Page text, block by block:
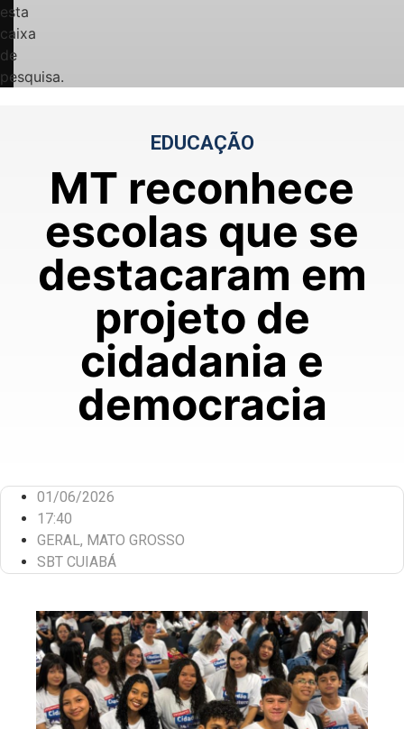
esta
caixa
de
pesquisa.
EDUCAÇÃO
MT reconhece
escolas que se
destacaram em
projeto de
cidadania e
democracia
01/06/2026
17:40
GERAL, MATO GROSSO
SBT CUIABÁ